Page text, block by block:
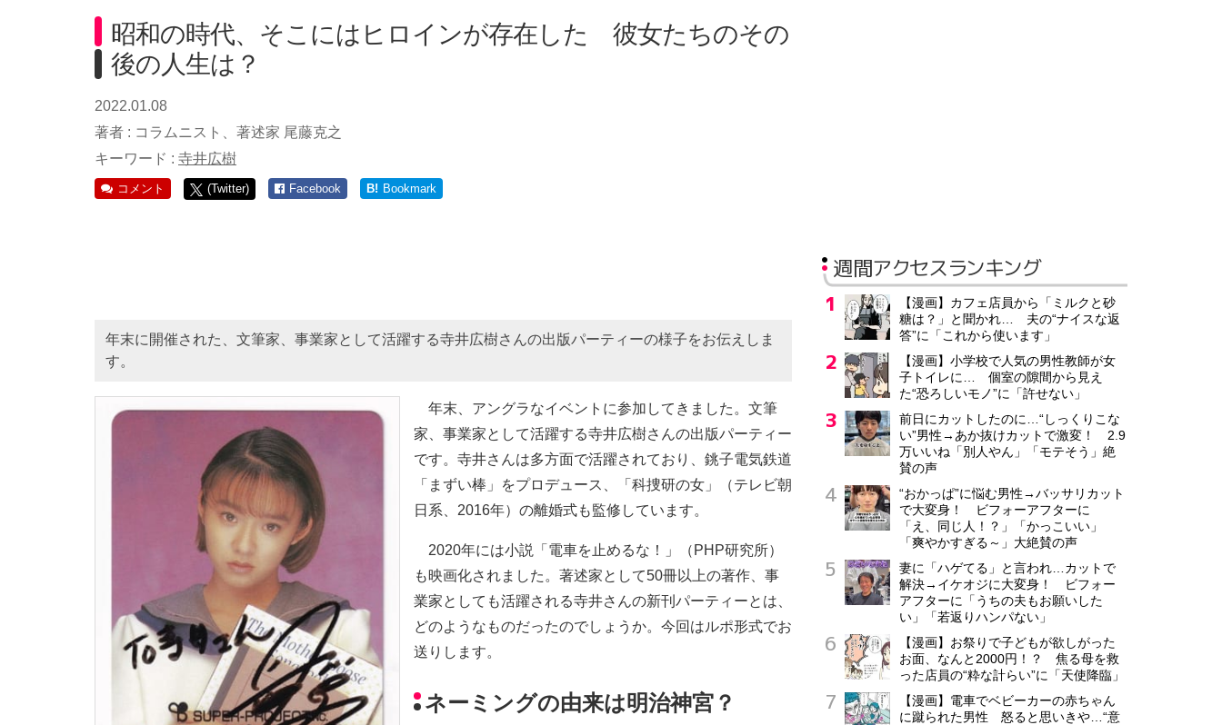
昭和の時代、そこにはヒロインが存在した 彼女たちのその
後の人生は？
2022.01.08
著者 : コラムニスト、著述家 尾藤克之
キーワード : 寺井広樹
コメント (Twitter) Facebook B! Bookmark
年末に開催された、文筆家、事業家として活躍する寺井広樹さんの出版パーティーの様子をお伝えしま
す。
年末、アングラなイベントに参加してきました。文筆
家、事業家として活躍する寺井広樹さんの出版パーティー
です。寺井さんは多方面で活躍されており、銚子電気鉄道
「まずい棒」をプロデュース、「科捜研の女」（テレビ朝
日系、2016年）の離婚式も監修しています。
2020年には小説「電車を止めるな！」（PHP研究所）
も映画化されました。著述家として50冊以上の著作、事
業家としても活躍される寺井さんの新刊パーティーとは、
どのようなものだったのでしょうか。今回はルポ形式でお
送りします。
ネーミングの由来は明治神宮？
週間アクセスランキング
【漫画】カフェ店員から「ミルクと砂
糖は？」と聞かれ… 夫の“ナイスな返
答”に「これから使います」
【漫画】小学校で人気の男性教師が女
子トイレに… 個室の隙間から見え
た“恐ろしいモノ”に「許せない」
前日にカットしたのに…“しっくりこな
い”男性→あか抜けカットで激変！ 2.9
万いいね「別人やん」「モテそう」絶
賛の声
“おかっぱ”に悩む男性→バッサリカット
で大変身！ ビフォーアフターに
「え、同じ人！？」「かっこいい」
「爽やかすぎる～」大絶賛の声
妻に「ハゲてる」と言われ…カットで
解決→イケオジに大変身！ ビフォー
アフターに「うちの夫もお願いした
い」「若返りハンパない」
【漫画】お祭りで子どもが欲しがった
お面、なんと2000円！？ 焦る母を救
った店員の“粋な計らい”に「天使降臨」
【漫画】電車でベビーカーの赤ちゃん
に蹴られた男性 怒ると思いきや…“意